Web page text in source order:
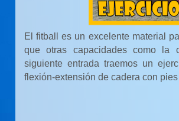
El fitball es un excelente material
que otras capacidades como la
siguiente entrada traemos un
flexión-extensión de cadera con